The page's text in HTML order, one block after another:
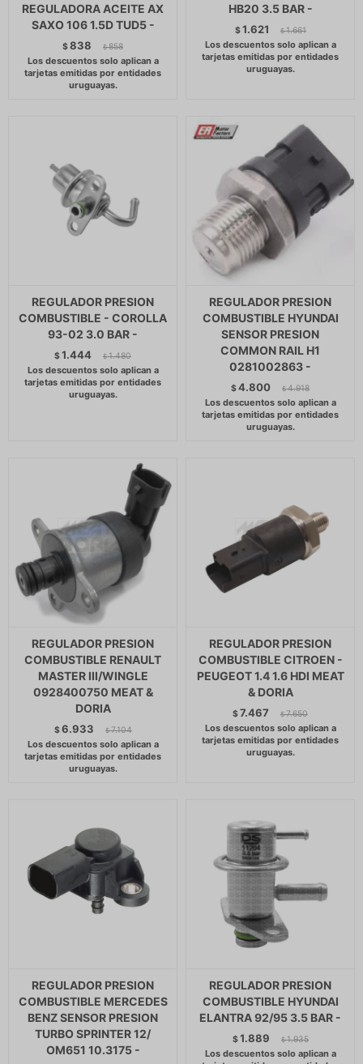
REGULADORA ACEITE AX
SAXO 106 1.5D TUD5 -
$838 $ 858
HB20 3.5 BAR -
$1.621 $ 1.661
REGULADOR PRESION
COMBUSTIBLE - COROLLA
93-02 3.0 BAR -
$1.444 $ 1.480
REGULADOR PRESION
COMBUSTIBLE HYUNDAI
SENSOR PRESION
COMMON RAIL H1
0281002863 -
$4.800 $ 4.918
REGULADOR PRESION
COMBUSTIBLE RENAULT
MASTER III/WINGLE
0928400750 MEAT &
DORIA
$6.933 $ 7.104
REGULADOR PRESION
COMBUSTIBLE CITROEN -
PEUGEOT 1.4 1.6 HDI MEAT
& DORIA
$7.467 $ 7.650
REGULADOR PRESION
COMBUSTIBLE MERCEDES
BENZ SENSOR PRESION
TURBO SPRINTER 12/
OM651 10.3175 -
REGULADOR PRESION
COMBUSTIBLE HYUNDAI
ELANTRA 92/95 3.5 BAR -
$1.889 $ 1.935